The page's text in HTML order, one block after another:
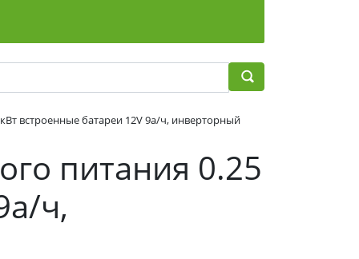
встроенные батареи 12V 9а/ч, инверторный
питания 0.25
ч,